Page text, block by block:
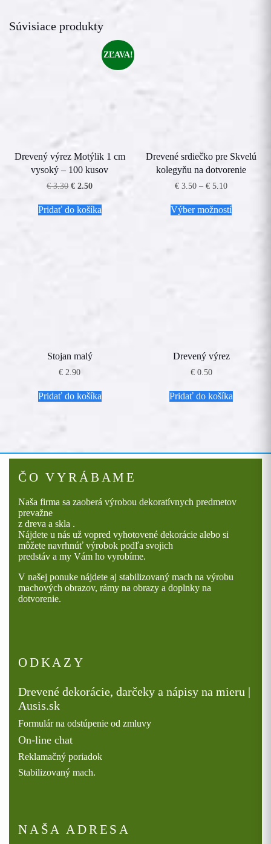
Súvisiace produkty
ZĽAVA!
Drevený výrez Motýlik 1 cm
vysoký – 100 kusov
€3.30 Pôvodná
bola:
€ 3.30.
€ 2.50Aktuálna
je:
€ 2.50.
Pridať do košíka
Drevené srdiečko pre Skvelú
kolegyňu na dotvorenie
€ 3.50 – € 5.10Price
€ 3.50
through
Výber možnostíprodukt
Stojan malý
€ 2.90
Pridať do košíka
Drevený výrez
€0.50
Pridať do košíka
ČO VYRÁBAME
Naša firma sa zaoberá výrobou dekoratívnych predmetov
prevažne
z dreva a skla .
Nájdete u nás už vopred vyhotovené dekorácie alebo si
môžete navrhnúť výrobok podľa svojich
predstáv a my Vám ho vyrobíme.
V našej ponuke nájdete aj stabilizovaný mach na výrobu
machových obrazov, rámy na obrazy a doplnky na
dotvorenie.
ODKAZY
Drevené dekorácie, darčeky a nápisy na mieru |
Ausis.sk
Formulár na odstúpenie od zmluvy
On-line chat
Reklamačný poriadok
Stabilizovaný mach.
NAŠA ADRESA